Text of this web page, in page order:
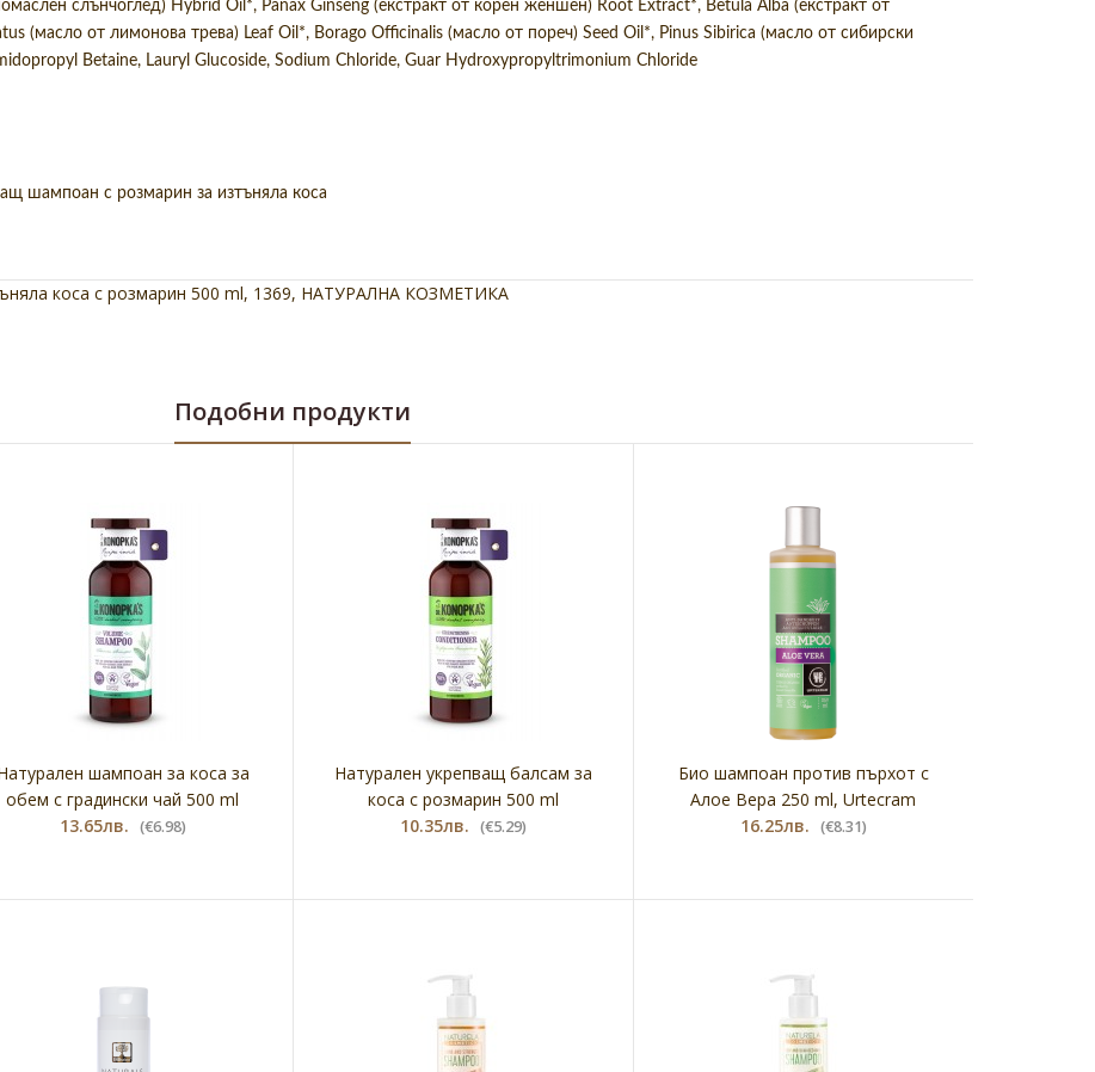
слънчоглед) Hybrid Oil*, Panax Ginseng (екстракт от корен женшен) Root Extract*, Betula Alba (екстракт от
(масло от лимонова трева) Leaf Oil*, Borago Officinalis (масло от пореч) Seed Oil*, Pinus Sibirica (масло от сибирски
Betaine, Lauryl Glucoside, Sodium Chloride, Guar Hydroxypropyltrimonium Chloride
шампоан с розмарин за изтъняла коса
коса с розмарин 500 ml, 1369, НАТУРАЛНА КОЗМЕТИКА
Подобни продукти
шампоан за коса за
обем с градински чай 500 ml
13.65лв. (€6.98)
Натурален укрепващ балсам за
коса с розмарин 500 ml
10.35лв. (€5.29)
Био шампоан против пърхот с
Алое Вера 250 ml, Urtecram
16.25лв. (€8.31)